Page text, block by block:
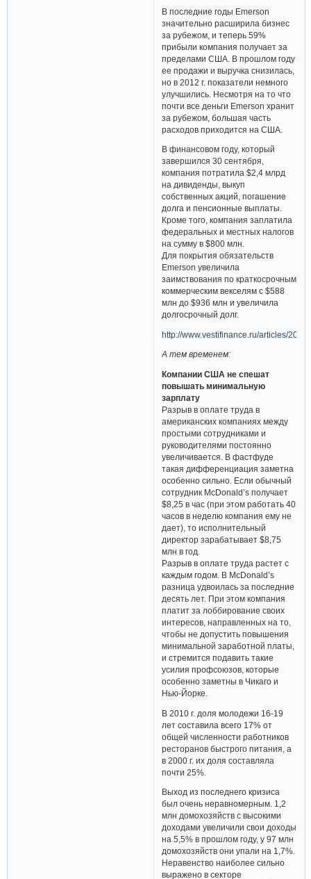
В последние годы Emerson
значительно расширила бизнес
за рубежом, и теперь 59%
прибыли компания получает за
пределами США. В прошлом году
ее продажи и выручка снизилась,
но в 2012 г. показатели немного
улучшились. Несмотря на то что
почти все деньги Emerson хранит
за рубежом, большая часть
расходов приходится на США.
В финансовом году, который
завершился 30 сентября,
компания потратила $2,4 млрд
на дивиденды, выкуп
собственных акций, погашение
долга и пенсионные выплаты.
Кроме того, компания заплатила
федеральных и местных налогов
на сумму в $800 млн.
Для покрытия обязательств
Emerson увеличила
заимствования по краткосрочным
коммерческим векселям с $588
млн до $936 млн и увеличила
долгосрочный долг.
http://www.vestifinance.ru/articles/
А тем временем:
Компании США не спешат
повышать минимальную
зарплату
Разрыв в оплате труда в
американских компаниях между
простыми сотрудниками и
руководителями постоянно
увеличивается. В фастфуде
такая дифференциация заметна
особенно сильно. Если обычный
сотрудник McDonald’s получает
$8,25 в час (при этом работать 40
часов в неделю компания ему не
дает), то исполнительный
директор зарабатывает $8,75
млн в год.
Разрыв в оплате труда растет с
каждым годом. В McDonald’s
разница удвоилась за последние
десять лет. При этом компания
платит за лоббирование своих
интересов, направленных на то,
чтобы не допустить повышения
минимальной заработной платы,
и стремится подавить такие
усилия профсоюзов, которые
особенно заметны в Чикаго и
Нью-Йорке.
В 2010 г. доля молодежи 16-19
лет составила всего 17% от
общей численности работников
ресторанов быстрого питания, а
в 2000 г. их доля составляла
почти 25%.
Выход из последнего кризиса
был очень неравномерным. 1,2
млн домохозяйств с высокими
доходами увеличили свои доходы
на 5,5% в прошлом году, у 97 млн
домохозяйств они упали на 1,7%.
Неравенство наиболее сильно
выражено в секторе